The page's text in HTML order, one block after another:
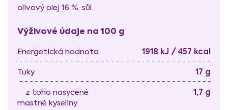
olivový olej 16 %, sůl.
Výživové údaje na 100 g
Energetická hodnota 1918 kJ / 457 kcal
Tuky 17 g
z toho nasycené
mastné kyseliny
1,7 g